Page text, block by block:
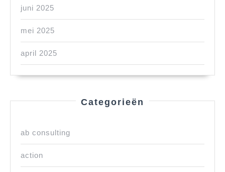
juni 2025
mei 2025
april 2025
Categorieën
ab consulting
action